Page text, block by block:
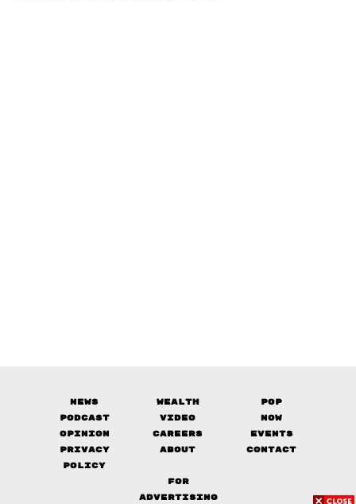
News Wealth
Pop
Podcast
Video
Now
Opinion
Careers
Events
Privacy
Policy
About Contact
FOR
ADVERTISING